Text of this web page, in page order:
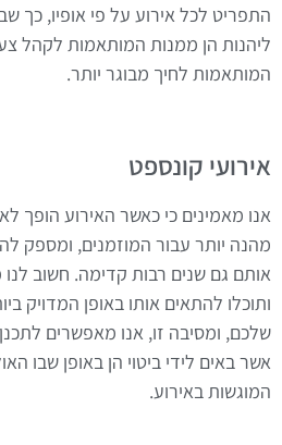
התפריט לכל אירוע על פי אופיו, כך
ליהנות הן ממנות המותאמות לקהל
המותאמות לחיך מבוגר יותר.
אירועי קונספט
אנו מאמינים כי כאשר האירוע הופך
מהנה יותר עבור המוזמנים, ומספק
אותם גם שנים רבות קדימה. חשוב
ותוכלו להתאים אותו באופן המדויק
שלכם, ומסיבה זו, אנו מאפשרים
אשר באים לידי ביטוי הן באופן שבו
המוגשות באירוע.